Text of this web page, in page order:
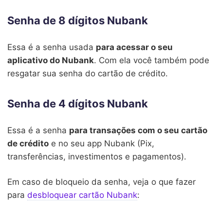
Senha de 8 dígitos Nubank
Essa é a senha usada para acessar o seu
aplicativo do Nubank. Com ela você também pode
resgatar sua senha do cartão de crédito.
Senha de 4 dígitos Nubank
Essa é a senha para transações com o seu cartão
de crédito e no seu app Nubank (Pix,
transferências, investimentos e pagamentos).
Em caso de bloqueio da senha, veja o que fazer
para desbloquear cartão Nubank: